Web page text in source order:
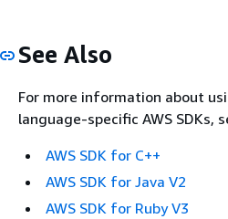
See Also
For more information about
language-specific AWS SDKs,
AWS SDK for C++
AWS SDK for Java V2
AWS SDK for Ruby V3